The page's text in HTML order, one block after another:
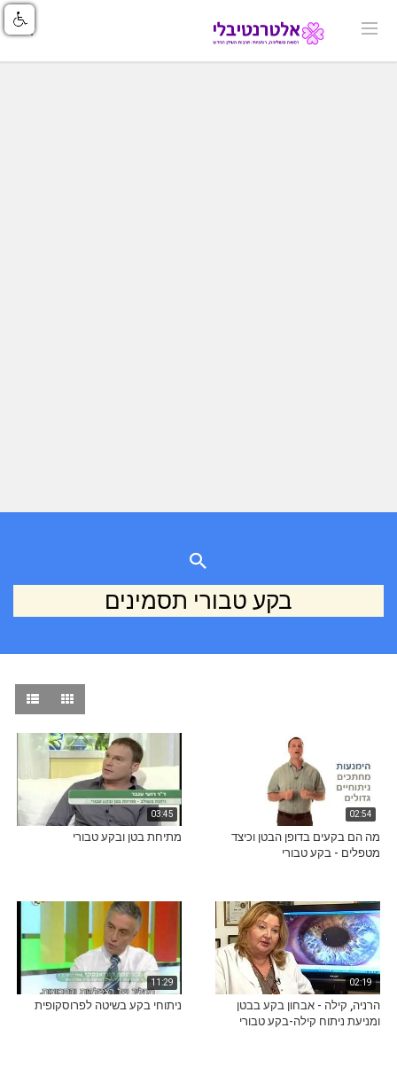
בקע טבורי תסמינים
02:54
מה הם בקעים בדופן הבטן וכיצד
מטפלים - בקע טבורי
03:45
מתיחת בטן ובקע טבורי
02:19
הרניה, קילה - אבחון בקע בבטן
ומניעת ניתוח קילה-בקע טבורי
11:29
ניתוחי בקע בשיטה לפרוסקופית